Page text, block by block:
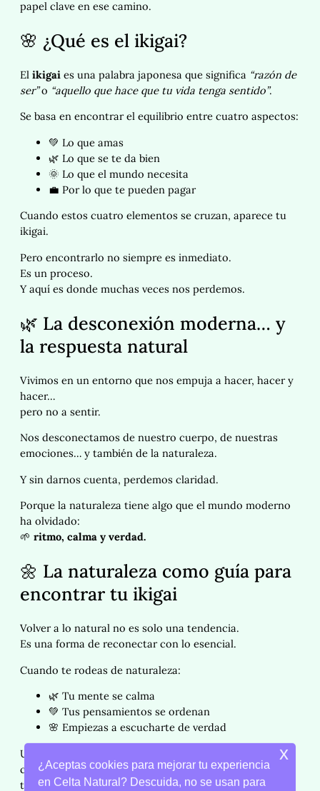
papel clave en ese camino.
🌸 ¿Qué es el ikigai?
El ikigai es una palabra japonesa que significa “razón de
ser”o “aquello que hace que tu vida tenga sentido”.
Se basa en encontrar el equilibrio entre cuatro aspectos:
💚 Lo que amas
🌿 Lo que se te da bien
🌞 Lo que el mundo necesita
💼 Por lo que te pueden pagar
Cuando estos cuatro elementos se cruzan, aparece tu
ikigai.
Pero encontrarlo no siempre es inmediato.
Es un proceso.
Y aquí es donde muchas veces nos perdemos.
🌿 La desconexión moderna… y
la respuesta natural
Vivimos en un entorno que nos empuja a hacer, hacer y
hacer…
pero no a sentir.
Nos desconectamos de nuestro cuerpo, de nuestras
emociones… y también de la naturaleza.
Y sin darnos cuenta, perdemos claridad.
Porque la naturaleza tiene algo que el mundo moderno
ha olvidado:
🌱 ritmo, calma y verdad.
🌼 La naturaleza como guía para
encontrar tu ikigai
Volver a lo natural no es solo una tendencia.
Es una forma de reconectar con lo esencial.
Cuando te rodeas de naturaleza:
🌿 Tu mente se calma
💚 Tus pensamientos se ordenan
🌸 Empiezas a escucharte de verdad
Un paseo al aire libre, tocar una planta, cuidar tu piel
con ingredientes naturales…
todo eso son pequeños actos que te devuelven a ti.
¿Aceptas cookies para mejorar tu experiencia
en Celta Natural? Descuida, no se usan para
x